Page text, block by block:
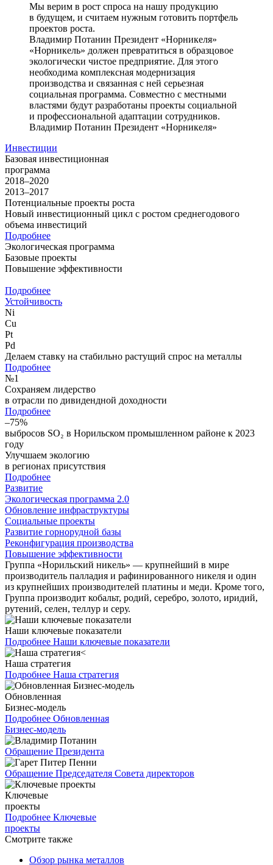
Мы верим в рост спроса на нашу продукцию
в будущем, и считаем нужным готовить портфель
проектов роста.
Владимир Потанин Президент «Норникеля»
«Норникель» должен превратиться в образцовое
экологически чистое предприятие. Для этого
необходима комплексная модернизация
производства и связанная с ней серьезная
социальная программа. Совместно с местными
властями будут разработаны проекты социальной
и профессиональной адаптации сотрудников.
Владимир Потанин Президент «Норникеля»
Инвестиции
Базовая инвестиционная
программа
2018–2020
2013–2017
Потенциальные проекты роста
Новый инвестиционный цикл с ростом среднегодового
объема инвестиций
Подробнее
Экологическая программа
Базовые проекты
Повышение эффективности
Подробнее
Устойчивость
Ni
Cu
Pt
Pd
Делаем ставку на стабильно растущий спрос на металлы
Подробнее
№1
Сохраняем лидерство
в отрасли по дивидендной доходности
Подробнее
–75%
выбросов SO₂ в Норильском промышленном районе к 2023
году
Улучшаем экологию
в регионах присутствия
Подробнее
Развитие
Экологическая программа 2.0
Обновление инфраструктуры
Социальные проекты
Развитие горнорудной базы
Реконфигурация производства
Повышение эффективности
Группа «Норильский никель» — крупнейший в мире
производитель палладия и рафинированного никеля и один
из крупнейших производителей платины и меди. Кроме того,
Группа производит кобальт, родий, серебро, золото, иридий,
рутений, селен, теллур и серу.
Наши ключевые показатели
Подробнее Наши ключевые показатели
Наша стратегия
Подробнее Наша стратегия
Обновленная
Бизнес-модель
Подробнее Обновленная
Бизнес-модель
Обращение Президента
Обращение Председателя Совета директоров
Ключевые
проекты
Подробнее Ключевые
проекты
Смотрите также
Обзор рынка металлов